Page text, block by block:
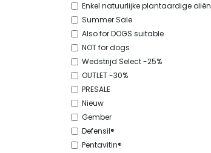
Enkel natuurlijke plantaardige oliën
Summer Sale
Also for DOGS suitable
NOT for dogs
Wedstrijd Select -25%
OUTLET -30%
PRESALE
Nieuw
Gember
Defensil®
Pentavitin®